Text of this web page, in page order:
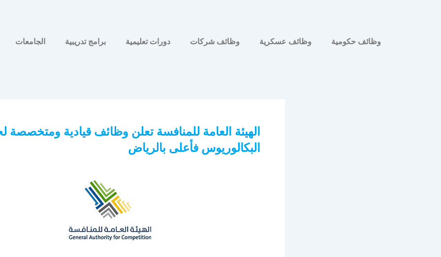
وظائف حكومية وظائف عسكرية وظائف شركات دورات تعليمية برامج تدريبية الجامعات
الهيئة العامة للمنافسة تعلن وظائف قيادية ومتخصصة
البكالوريوس فأعلى بالرياض